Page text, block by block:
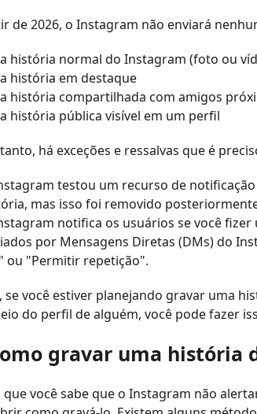
de 2026, o Instagram não enviará
história normal do Instagram (foto ou
história em destaque
história compartilhada com amigos
história pública visível em um perfil
há exceções e ressalvas que é
testou um recurso de
mas isso foi removido
notifica os usuários se você
por Mensagens Diretas (DMs) do
ou "Permitir repetição".
se você estiver planejando gravar uma
do perfil de alguém, você pode fazer
gravar uma história
que você sabe que o Instagram não